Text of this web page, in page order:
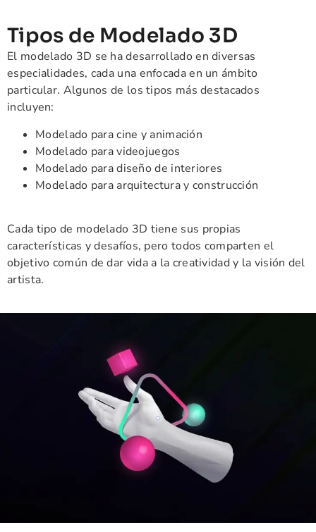
Tipos de Modelado 3D
El modelado 3D se ha desarrollado en diversas
especialidades, cada una enfocada en un ámbito
particular. Algunos de los tipos más destacados
incluyen:
Modelado para cine y animación
Modelado para videojuegos
Modelado para diseño de interiores
Modelado para arquitectura y construcción
Cada tipo de modelado 3D tiene sus propias
características y desafíos, pero todos comparten el
objetivo común de dar vida a la creatividad y la visión del
artista.